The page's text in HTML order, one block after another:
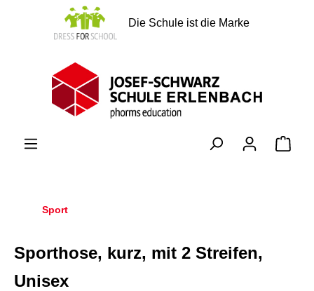
springen
Die Schule ist die Marke
Sport
Sporthose, kurz, mit 2 Streifen,
Unisex